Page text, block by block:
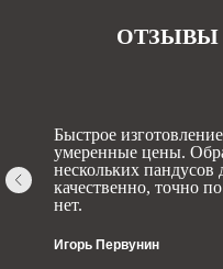
ОТЗЫВЫ
Быстрое
умеренные цены.
нескольких пандусов
качественно, точно
нет.
Игорь Первунин